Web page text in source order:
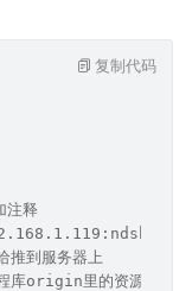
释
到服务器上
origin里的资源
复制代码